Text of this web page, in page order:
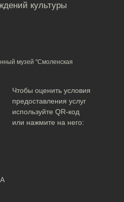
музей "Смоленская
культуры
Чтобы оценить условия
предоставления услуг
используйте QR-код
или нажмите на него: